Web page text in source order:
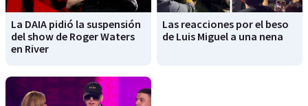
La DAIA pidió la suspensión
del show de Roger Waters
en River
Las reacciones por el beso
de Luis Miguel a una nena